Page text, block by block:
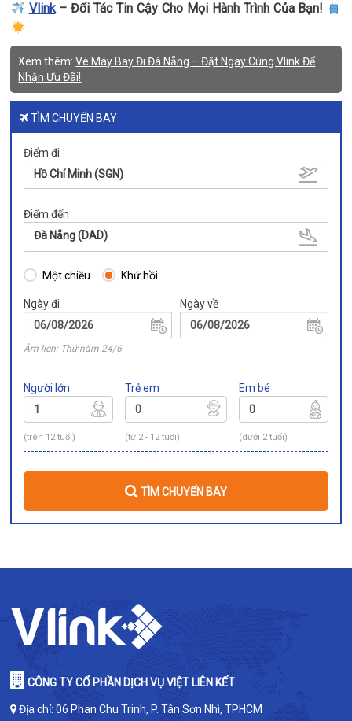
Vlink– Đối Tác Tin Cậy Cho Mọi Hành Trình Của Bạn!
Xem thêm:Vé Máy Bay Đi Đà Nẵng – Đặt Ngay Cùng Vlink Để
Nhận Ưu Đãi!
TÌM CHUYẾN BAY
Điểm đi
Hồ Chí Minh (SGN)
Điểm đến
Đà Nẵng (DAD)
Một chiều Khứ hồi
Ngày đi
Âm lịch: Thứ năm 24/6
Ngày về
Người lớn
(trên 12 tuổi)
Trẻ em
(từ 2 - 12 tuổi)
Em bé
(dưới 2 tuổi)
TÌM CHUYẾN BAY
CÔNG TY CỔ PHẦN DỊCH VỤ VIỆT LIÊN KẾT
Địa chỉ: 06 Phan Chu Trinh, P. Tân Sơn Nhì, TPHCM